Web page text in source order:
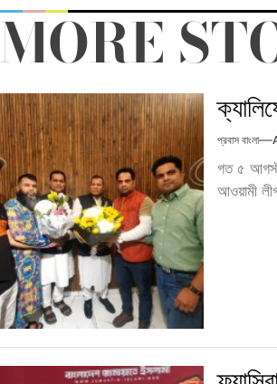
MORE
প্রবাস বাংলা
গত ৫ আগস্ট
আওয়ামী